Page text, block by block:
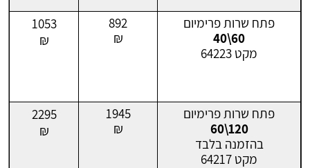
פתח שרות פרימיום
60\40
מקט 64223
892
₪
1053
₪
פתח שרות פרימיום
120\60
בהזמנה בלבד
מקט 64217
1945
₪
2295
₪